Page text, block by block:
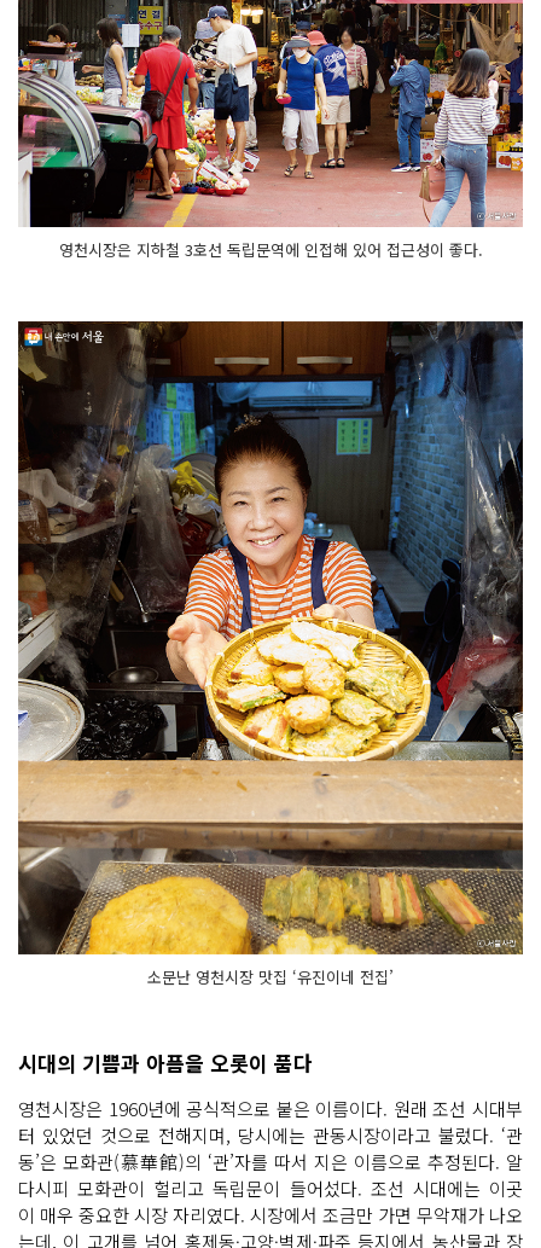
영천시장은 지하철 3호선 독립문역에 인접해 있어 접근성이 좋다.
소문난 영천시장 맛집 ‘유진이네 전집’
시대의 기쁨과 아픔을 오롯이 품다
영천시장은 1960년에 공식적으로 붙은 이름이다. 원래 조선 시대부
터 있었던 것으로 전해지며, 당시에는 관동시장이라고 불렀다. ‘관
동’은 모화관(慕華館)의 ‘관’자를 따서 지은 이름으로 추정된다. 알
다시피 모화관이 헐리고 독립문이 들어섰다. 조선 시대에는 이곳
이 매우 중요한 시장 자리였다. 시장에서 조금만 가면 무악재가 나오
는데, 이 고개를 넘어 홍제동·고양·벽제·파주 등지에서 농산물과 장